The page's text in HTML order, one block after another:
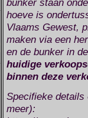
hoeve is
Vlaams Gewest,
maken via een
en de bunker in
huidige
binnen deze
Specifieke
meer):